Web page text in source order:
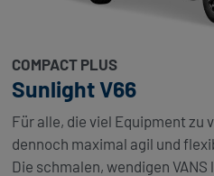
COMPACT PLUS
Sunlight V66
Für alle, die viel Equipment zu
dennoch maximal agil und
Die schmalen, wendigen